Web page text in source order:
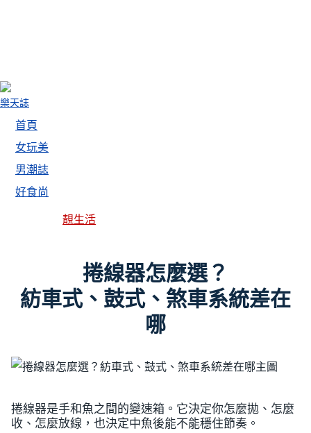
樂天誌
首頁
女玩美
男潮誌
好食尚
靚生活
捲線器怎麼選？
紡車式、鼓式、煞車系統差在
哪
捲線器是手和魚之間的變速箱。它決定你怎麼拋、怎麼
收、怎麼放線，也決定中魚後能不能穩住節奏。